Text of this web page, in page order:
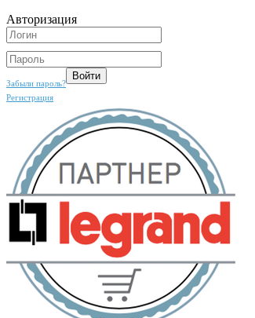
Авторизация
Забыли пароль?
Регистрация